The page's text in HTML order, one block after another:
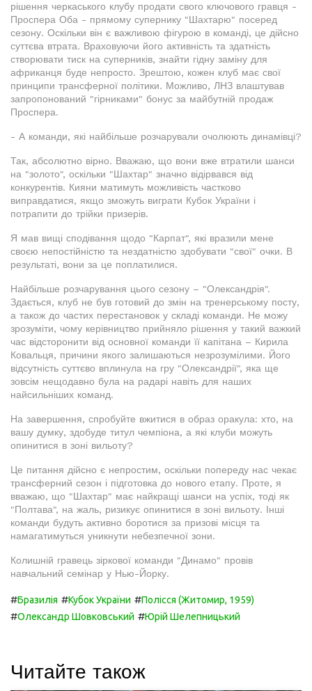
рішення черкаського клубу продати свого ключового гравця -
Проспера Оба - прямому супернику "Шахтарю" посеред
сезону. Оскільки він є важливою фігурою в команді, це дійсно
суттєва втрата. Враховуючи його активність та здатність
створювати тиск на суперників, знайти гідну заміну для
африканця буде непросто. Зрештою, кожен клуб має свої
принципи трансферної політики. Можливо, ЛНЗ влаштував
запропонований "гірниками" бонус за майбутній продаж
Проспера.
- А команди, які найбільше розчарували очолюють динамівці?
Так, абсолютно вірно. Вважаю, що вони вже втратили шанси
на "золото", оскільки "Шахтар" значно відірвався від
конкурентів. Кияни матимуть можливість частково
виправдатися, якщо зможуть виграти Кубок України і
потрапити до трійки призерів.
Я мав вищі сподівання щодо "Карпат", які вразили мене
своєю непостійністю та нездатністю здобувати "свої" очки. В
результаті, вони за це поплатилися.
Найбільше розчарування цього сезону – "Олександрія".
Здається, клуб не був готовий до змін на тренерському посту,
а також до частих перестановок у складі команди. Не можу
зрозуміти, чому керівництво прийняло рішення у такий важкий
час відсторонити від основної команди її капітана – Кирила
Ковальця, причини якого залишаються незрозумілими. Його
відсутність суттєво вплинула на гру "Олександрії", яка ще
зовсім нещодавно була на радарі навіть для наших
найсильніших команд.
На завершення, спробуйте вжитися в образ оракула: хто, на
вашу думку, здобуде титул чемпіона, а які клуби можуть
опинитися в зоні вильоту?
Це питання дійсно є непростим, оскільки попереду нас чекає
трансферний сезон і підготовка до нового етапу. Проте, я
вважаю, що "Шахтар" має найкращі шанси на успіх, тоді як
"Полтава", на жаль, ризикує опинитися в зоні вильоту. Інші
команди будуть активно боротися за призові місця та
намагатимуться уникнути небезпечної зони.
Колишній гравець зіркової команди "Динамо" провів
навчальний семінар у Нью-Йорку.
#Бразилія #Кубок України #Полісся (Житомир, 1959)
#Олександр Шовковський #Юрій Шелепницький
Читайте також